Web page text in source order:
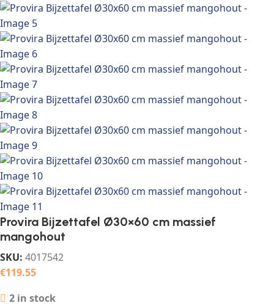
Provira Bijzettafel Ø30×60 cm massief
mangohout
SKU: 4017542
€119.55
2 in stock